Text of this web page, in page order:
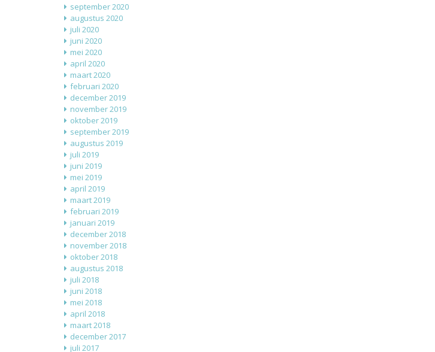
september 2020
augustus 2020
juli 2020
juni 2020
mei 2020
april 2020
maart 2020
februari 2020
december 2019
november 2019
oktober 2019
september 2019
augustus 2019
juli 2019
juni 2019
mei 2019
april 2019
maart 2019
februari 2019
januari 2019
december 2018
november 2018
oktober 2018
augustus 2018
juli 2018
juni 2018
mei 2018
april 2018
maart 2018
december 2017
juli 2017